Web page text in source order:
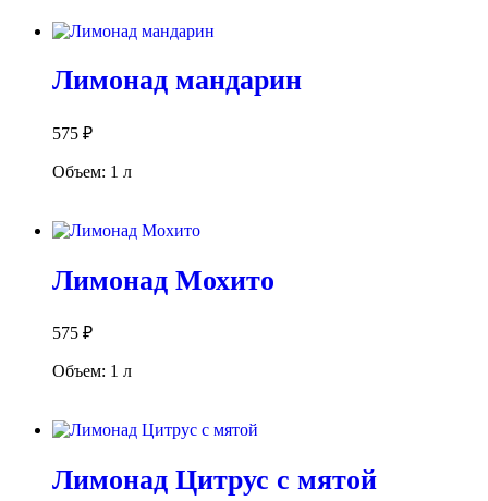
Лимонад мандарин
575 ₽
Объем: 1 л
Лимонад Мохито
575 ₽
Объем: 1 л
Лимонад Цитрус с мятой